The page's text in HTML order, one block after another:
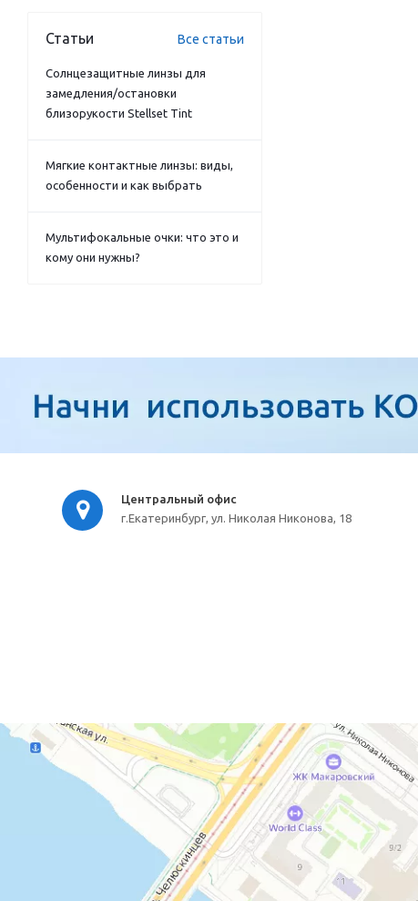
Статьи Все статьи
Солнцезащитные линзы для
замедления/остановки
близорукости Stellset Tint
Мягкие контактные линзы: виды,
особенности и как выбрать
Мультифокальные очки: что это и
кому они нужны?
Центральный офис
г.Екатеринбург, ул. Николая Никонова, 18